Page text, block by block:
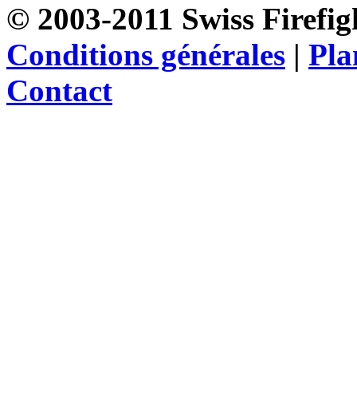
© 2003-2011 Swiss
Conditions générales |
Contact